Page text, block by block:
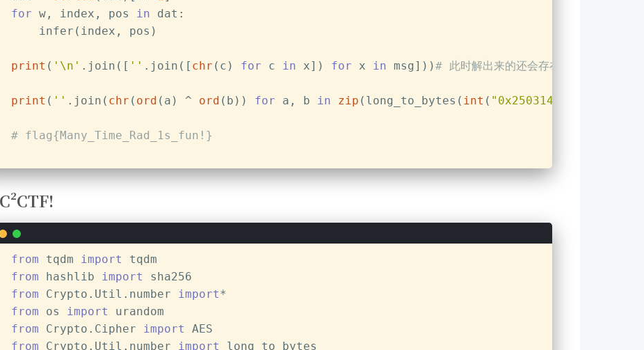
for w, index, pos in dat:
    infer(index, pos)
print ( '\n' .join([ '' .join([ chr (c) for c in x]) for x in msg]))# 此时解出来的还会存在部分词汇乱码，
print ( '' .join( chr ( ord (a) ^ ord (b)) for a, b in zip (long_to_bytes( int (
# flag{Many_Time_Rad_1s_fun!}
from tqdm import
tqdm
from hashlib import
sha256
from Crypto.Util.number import*
from os import
urandom
from Crypto.Cipher import
AES
from Crypto.Util.number import long_to_bytes